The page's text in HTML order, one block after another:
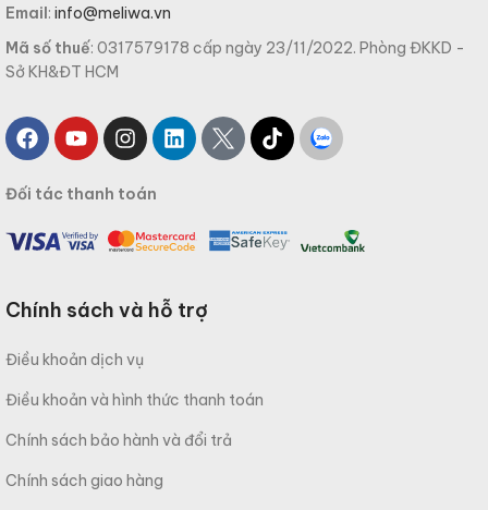
Email: info@meliwa.vn
Mã số thuế: 0317579178 cấp ngày 23/11/2022. Phòng ĐKKD -
Sở KH&ĐT HCM
Đối tác thanh toán
Chính sách và hỗ trợ
Điều khoản dịch vụ
Điều khoản và hình thức thanh toán
Chính sách bảo hành và đổi trả
Chính sách giao hàng